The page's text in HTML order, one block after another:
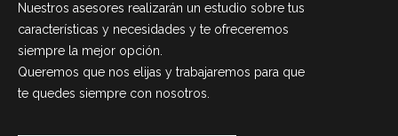
Nuestros asesores realizarán un estudio sobre tus
características y necesidades y te ofreceremos
siempre la mejor opción.
Queremos que nos elijas y trabajaremos para que
te quedes siempre con nosotros.